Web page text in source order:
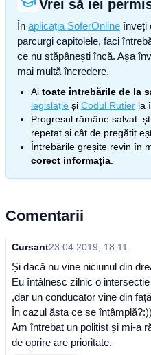
Vrei să iei
În aplicația SoferOnline înveți
parcurgi capitolele, faci
ce nu stăpânești încă. Așa
mai multă încredere.
Ai toate întrebările de la
legislație și Codul Rutier la
Progresul rămâne salvat:
repetat și cât de pregătit
Întrebările greșite revin în
corect informația
Comentarii
Cursant23.04.2019, 18:11
Și dacă nu vine niciunul din
Eu întâlnesc zilnic o
,dar un conducator vine din
În cazul ăsta ce se întâmplă?:))
Am întrebat un polițist și mi-a
de oprire are prioritate.